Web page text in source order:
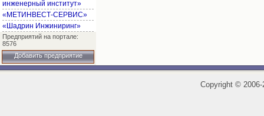
инженерный институт»
«МЕТИНВЕСТ-СЕРВИС»
«Шадрин Инжиниринг»
Предприятий на портале:
8576
Добавить предприятие
Copyright ©